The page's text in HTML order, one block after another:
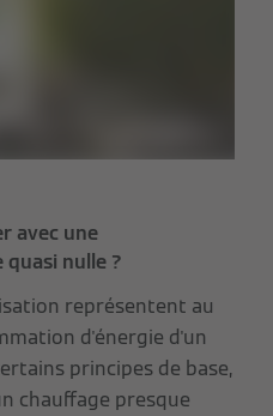
avec une
quasi nulle ?
représentent au
d'énergie d'un
principes de base,
chauffage presque